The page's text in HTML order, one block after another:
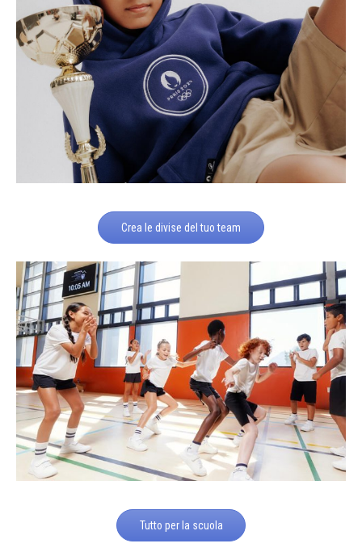
Crea le divise del tuo team
Tutto per la scuola